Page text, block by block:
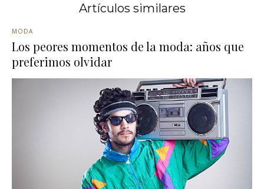
Artículos similares
MODA
Los peores momentos de la moda: años que
preferimos olvidar